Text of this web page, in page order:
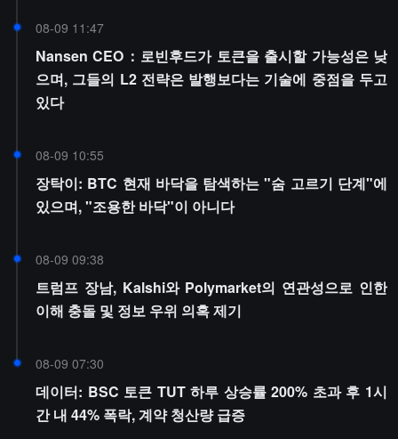
08-09 11:47
Nansen CEO：로빈후드가 토큰을 출시할 가능성은 낮
으며, 그들의 L2 전략은 발행보다는 기술에 중점을 두고
있다
08-09 10:55
장탁이: BTC 현재 바닥을 탐색하는 "숨 고르기 단계"에
있으며, "조용한 바닥"이 아니다
08-09 09:38
트럼프 장남, Kalshi와 Polymarket의 연관성으로 인한
이해 충돌 및 정보 우위 의혹 제기
08-09 07:30
데이터: BSC 토큰 TUT 하루 상승률 200% 초과 후 1시
간 내 44% 폭락, 계약 청산량 급증